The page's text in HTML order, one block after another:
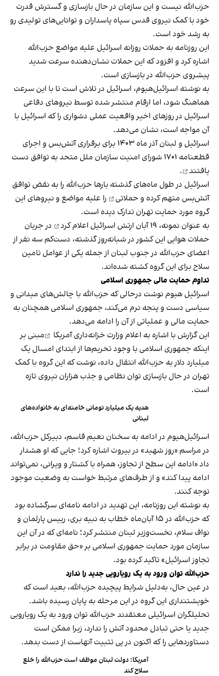
حزب‌الله نیست و این سازمان در حال بازسازی و گسترش قدرت
خود با کمک نیروی قدس سپاه پاسداران و توانایی‌های تولیدی رو
به رشد خود است.
این روزنامه به حملات روزانه اسرائیل علیه مواضع حزب‌الله
اشاره کرد و افزود که این حملات نشان‌دهنده سرعت شدید
پیشروی حزب‌الله در بازسازی است.
به نوشته اسرائیل‌هیوم، اسرائیل در تلاش است تا با این سرعت
هماهنگ شود، اما ارقام منتشر شده توسط نیروهای دفاعی
اسرائیل در روزهای اخیر واقعیت عملی دشواری را که اسرائیل با
آن مواجه است، نشان می‌دهد.
اسرائیل و لبنان آذر ماه ۱۴۰۳ برای برقراری آتش‌بس و اجرای
قطعنامه ۱۷۰۱ شورای امنیت سازمان ملل متحد
به توافق دست
یافتند
.
اسرائیل در طول ماه‌های گذشته بارها حزب‌الله را به نقض توافق
آتش‌بس متهم کرده وحملاتی
را علیه مواضع و نیروهای این
گروه مورد حمایت تهران تدارک دیده است.
به عنوان نمونه، ۱۹ آبان
ارتش اسرائیل اعلام کرد
در جریان
حملات هوایی این کشور در شبانه‌روز گذشته، دست‌کم سه نفر از
اعضای حزب‌الله در جنوب لبنان از جمله یکی از عوامل تامین
سلاح برای این گروه کشته شده‌اند.
تداوم حمایت مالی جمهوری اسلامی
اسرائیل هیوم نوشت درحالی که حزب‌الله با چالش‌های میدانی و
سیاسی دست و پنجه نرم می‌کند، جمهوری اسلامی همچنان به
حمایت مالی و عملیاتی از آن را ادامه می‌دهد.
این گزارش با اشاره به اعلام وزارت خزانه‌داری آمریکا
مبنی بر
اینکه جمهوری اسلامی با وجود تحریم‌ها از ابتدای امسال یک
میلیارد دلار به حزب‌الله انتقال داده، نوشت که این گروه با کمک
تهران در حال بازسازی توان نظامی و جذب هزاران نیروی تازه
است.
هدیه یک میلیارد تومانی خامنه‌ای به خانواده‌های
لبنانی
اسرائیل‌هیوم در ادامه به سخنان نعیم قاسم، دبیرکل حزب‌الله،
در مراسم «روز شهید» در بیروت اشاره کرد؛ جایی که او هشدار
داد «ادامه این سطح از تجاوز، همراه با کشتار و ویرانی، نمی‌تواند
ادامه پیدا کند» و از طرف‌های مرتبط خواست به وضعیت موجود
توجه کنند.
به نوشته این روزنامه، این تهدید در ادامه نامه‌ای سرگشاده بود
که حزب‌الله در ۱۵ آبان‌ماه خطاب به نبیه بری، رییس پارلمان و
نواف سلام، نخست‌وزیر لبنان منتشر کرد؛ نامه‌ای که در آن این
سازمان مورد حمایت جمهوری اسلامی بر «حق مقاومت در برابر
تجاوز اسرائیل» تاکید کرده بود.
حزب‌الله توان ورود به یک رویارویی جدید را ندارد
در عین حال، به‌دلیل شرایط پیچیده حزب‌الله، بعید است که
خویشتنداری این گروه در این مرحله به پایان رسیده باشد.
تحلیلگران اسرائیلی معتقدند حزب‌الله توان ورود به یک رویارویی
جدید یا حتی تبادل محدود آتش را ندارد، زیرا ممکن است
دستاوردهایی را که اکنون در پی تثبیت آنهاست از دست بدهد.
آمریکا: دولت لبنان موظف است حزب‌الله را خلع
سلاح کند